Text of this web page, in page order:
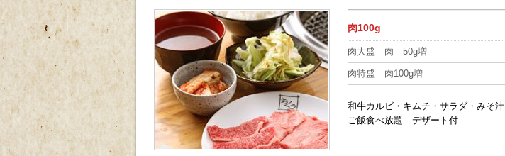
肉100g
肉大盛 肉 50g増
肉特盛 肉100g増
和牛カルビ・キムチ・サラダ・みそ汁
ご飯食べ放題 デザート付